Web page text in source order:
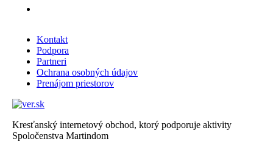
Kontakt
Podpora
Partneri
Ochrana osobných údajov
Prenájom priestorov
Kresťanský internetový obchod, ktorý podporuje aktivity
Spoločenstva Martindom